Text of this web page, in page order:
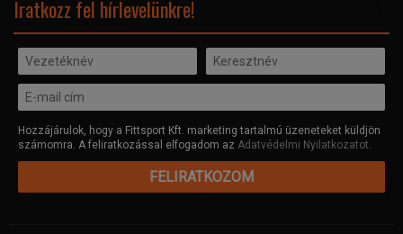
Iratkozz fel hírlevelünkre!
Hozzájárulok, hogy a Fittsport Kft. marketing tartalmú üzeneteket küldjön
számomra. A feliratkozással elfogadom az Adatvédelmi Nyilatkozatot.
FELIRATKOZOM